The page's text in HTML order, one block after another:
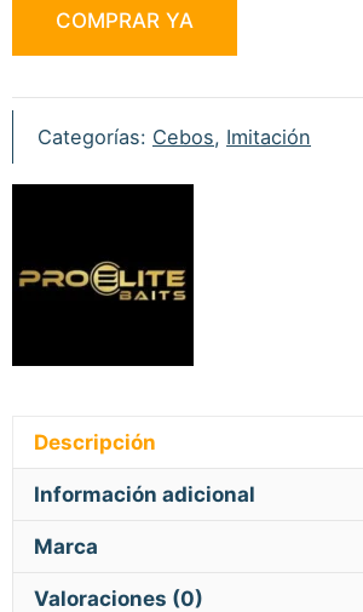
Baits
Classic
Pop-
COMPRAR YA
Categorías: Cebos, Imitación
Descripción
Información adicional
Marca
Valoraciones (0)